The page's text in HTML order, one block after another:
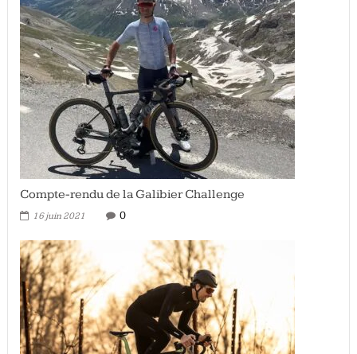
Compte-rendu de la Galibier Challenge
16 juin 2021 0